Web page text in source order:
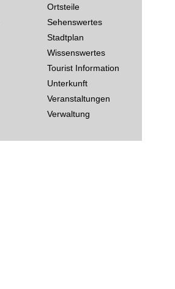
Ortsteile
Sehenswertes
Stadtplan
Wissenswertes
Tourist Information
Unterkunft
Veranstaltungen
Verwaltung